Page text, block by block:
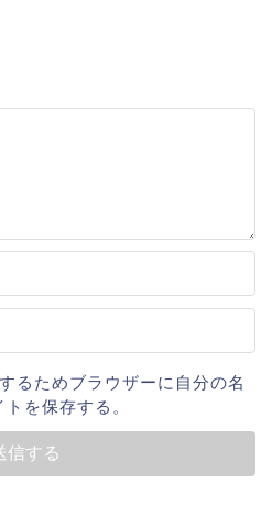
るためブラウザーに自分の名
を保存する。